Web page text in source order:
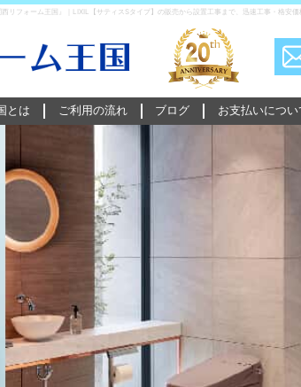
リフォーム王国』｜LIXIL【サティスSタイプ】の販売から設置工事まで、迅速工事・格安
とは ご利用の流れ ブログ お支払いについ